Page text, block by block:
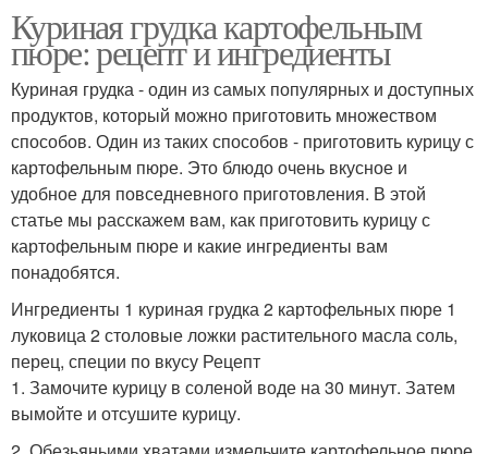
Куриная грудка картофельным
пюре: рецепт и ингредиенты
Куриная грудка - один из самых популярных и доступных
продуктов, который можно приготовить множеством
способов. Один из таких способов - приготовить курицу с
картофельным пюре. Это блюдо очень вкусное и
удобное для повседневного приготовления. В этой
статье мы расскажем вам, как приготовить курицу с
картофельным пюре и какие ингредиенты вам
понадобятся.
Ингредиенты 1 куриная грудка 2 картофельных пюре 1
луковица 2 столовые ложки растительного масла соль,
перец, специи по вкусу Рецепт
1. Замочите курицу в соленой воде на 30 минут. Затем
вымойте и отсушите курицу.